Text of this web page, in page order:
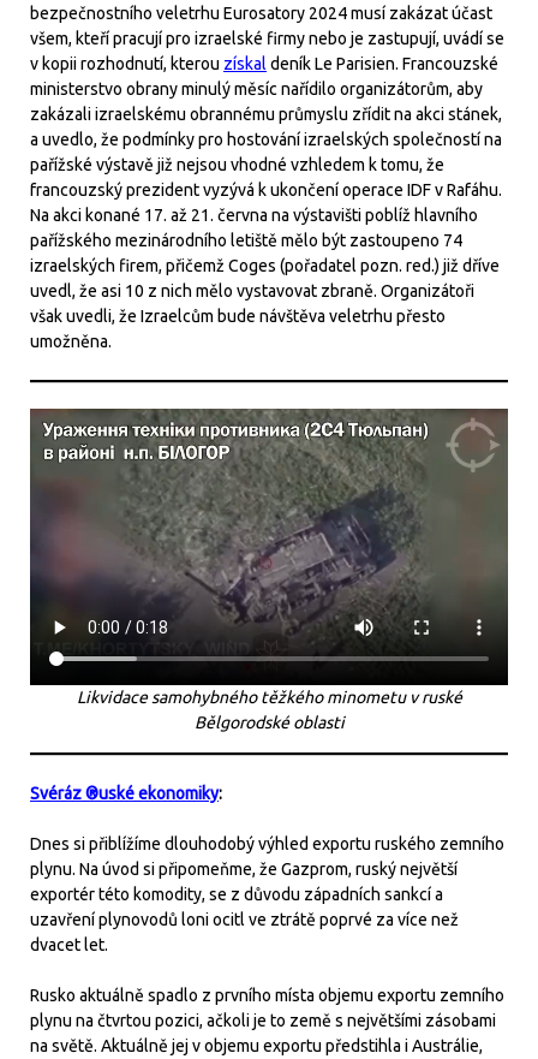
bezpečnostního veletrhu Eurosatory 2024 musí zakázat účast
všem, kteří pracují pro izraelské firmy nebo je zastupují, uvádí se
v kopii rozhodnutí, kterou získal deník Le Parisien. Francouzské
ministerstvo obrany minulý měsíc nařídilo organizátorům, aby
zakázali izraelskému obrannému průmyslu zřídit na akci stánek,
a uvedlo, že podmínky pro hostování izraelských společností na
pařížské výstavě již nejsou vhodné vzhledem k tomu, že
francouzský prezident vyzývá k ukončení operace IDF v Rafáhu.
Na akci konané 17. až 21. června na výstavišti poblíž hlavního
pařížského mezinárodního letiště mělo být zastoupeno 74
izraelských firem, přičemž Coges (pořadatel pozn. red.) již dříve
uvedl, že asi 10 z nich mělo vystavovat zbraně. Organizátoři
však uvedli, že Izraelcům bude návštěva veletrhu přesto
umožněna.
Likvidace samohybného těžkého minometu v ruské
Bělgorodské oblasti
Svéráz ®uské ekonomiky:
Dnes si přiblížíme dlouhodobý výhled exportu ruského zemního
plynu. Na úvod si připomeňme, že Gazprom, ruský největší
exportér této komodity, se z důvodu západních sankcí a
uzavření plynovodů loni ocitl ve ztrátě poprvé za více než
dvacet let.
Rusko aktuálně spadlo z prvního místa objemu exportu zemního
plynu na čtvrtou pozici, ačkoli je to země s největšími zásobami
na světě. Aktuálně jej v objemu exportu předstihla i Austrálie,